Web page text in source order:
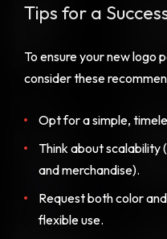
Tips for a
To ensure your new logo
consider these
Opt for a simple,
Think about scalability
and merchandise).
Request both color
flexible use.